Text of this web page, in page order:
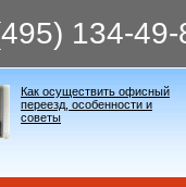
134-49-
Как осуществить офисный
переезд, особенности и
советы